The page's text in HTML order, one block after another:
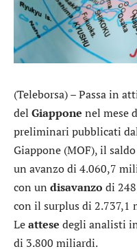
(Teleborsa) – Passa in
del Giappone nel mese
preliminari pubblicati
Giappone (MOF), il
un avanzo di 4.060,7
con un disavanzo di
con il surplus di 2.737,1
Leattese degli analisti
di 3.800 miliardi.